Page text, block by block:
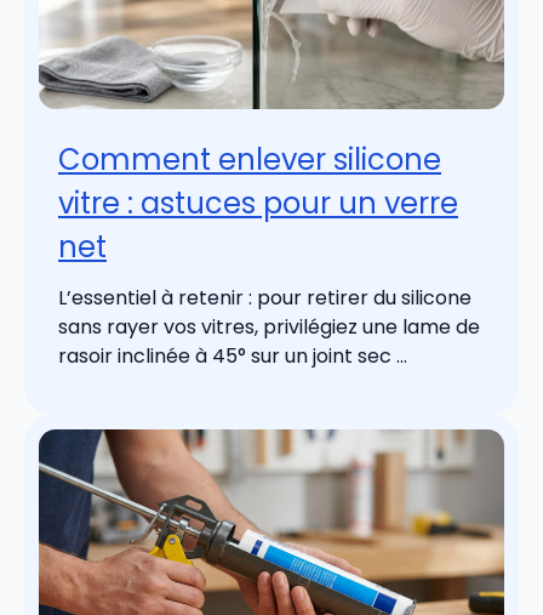
Comment enlever silicone
vitre : astuces pour un verre
net
L’essentiel à retenir : pour retirer du silicone
sans rayer vos vitres, privilégiez une lame de
rasoir inclinée à 45° sur un joint sec ...